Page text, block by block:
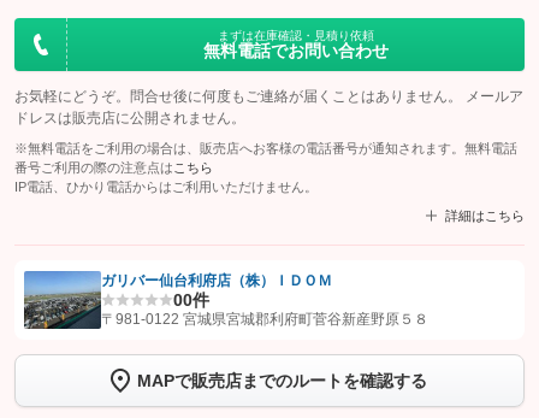
まずは在庫確認・見積り依頼
無料電話でお問い合わせ
お気軽にどうぞ。問合せ後に何度もご連絡が届くことはありません。 メールア
ドレスは販売店に公開されません。
※無料電話をご利用の場合は、販売店へお客様の電話番号が通知されます。無料電話
番号ご利用の際の注意点は こちら
IP電話、ひかり電話からはご利用いただけません。
詳細はこちら
【STEP1】認証画面でグーネットを友だち追加してから「許可する」ボタンを押
トーク画面で
ボタンをタップして問い合わせを
完了してください。
ガリバー仙台利府店（株）ＩＤＯＭ
00件
〒981-0122 宮城県宮城郡利府町菅谷新産野原５８
MAPで販売店までのルートを確認する